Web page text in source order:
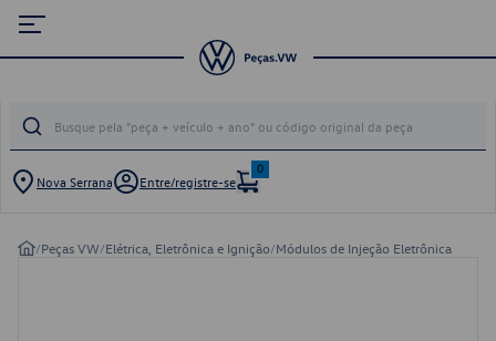
Nova Serrana Entre/registre-se
0
/Peças VW/Elétrica, Eletrônica e Ignição/Módulos de Injeção Eletrônica